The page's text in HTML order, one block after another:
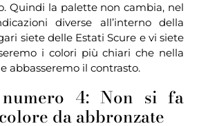
Quindi la palette non cambia, nel
diverse all’interno della
siete delle Estati Scure e vi siete
i colori più chiari che nella
abbasseremo il contrasto.
4: Non si fa
da abbronzate